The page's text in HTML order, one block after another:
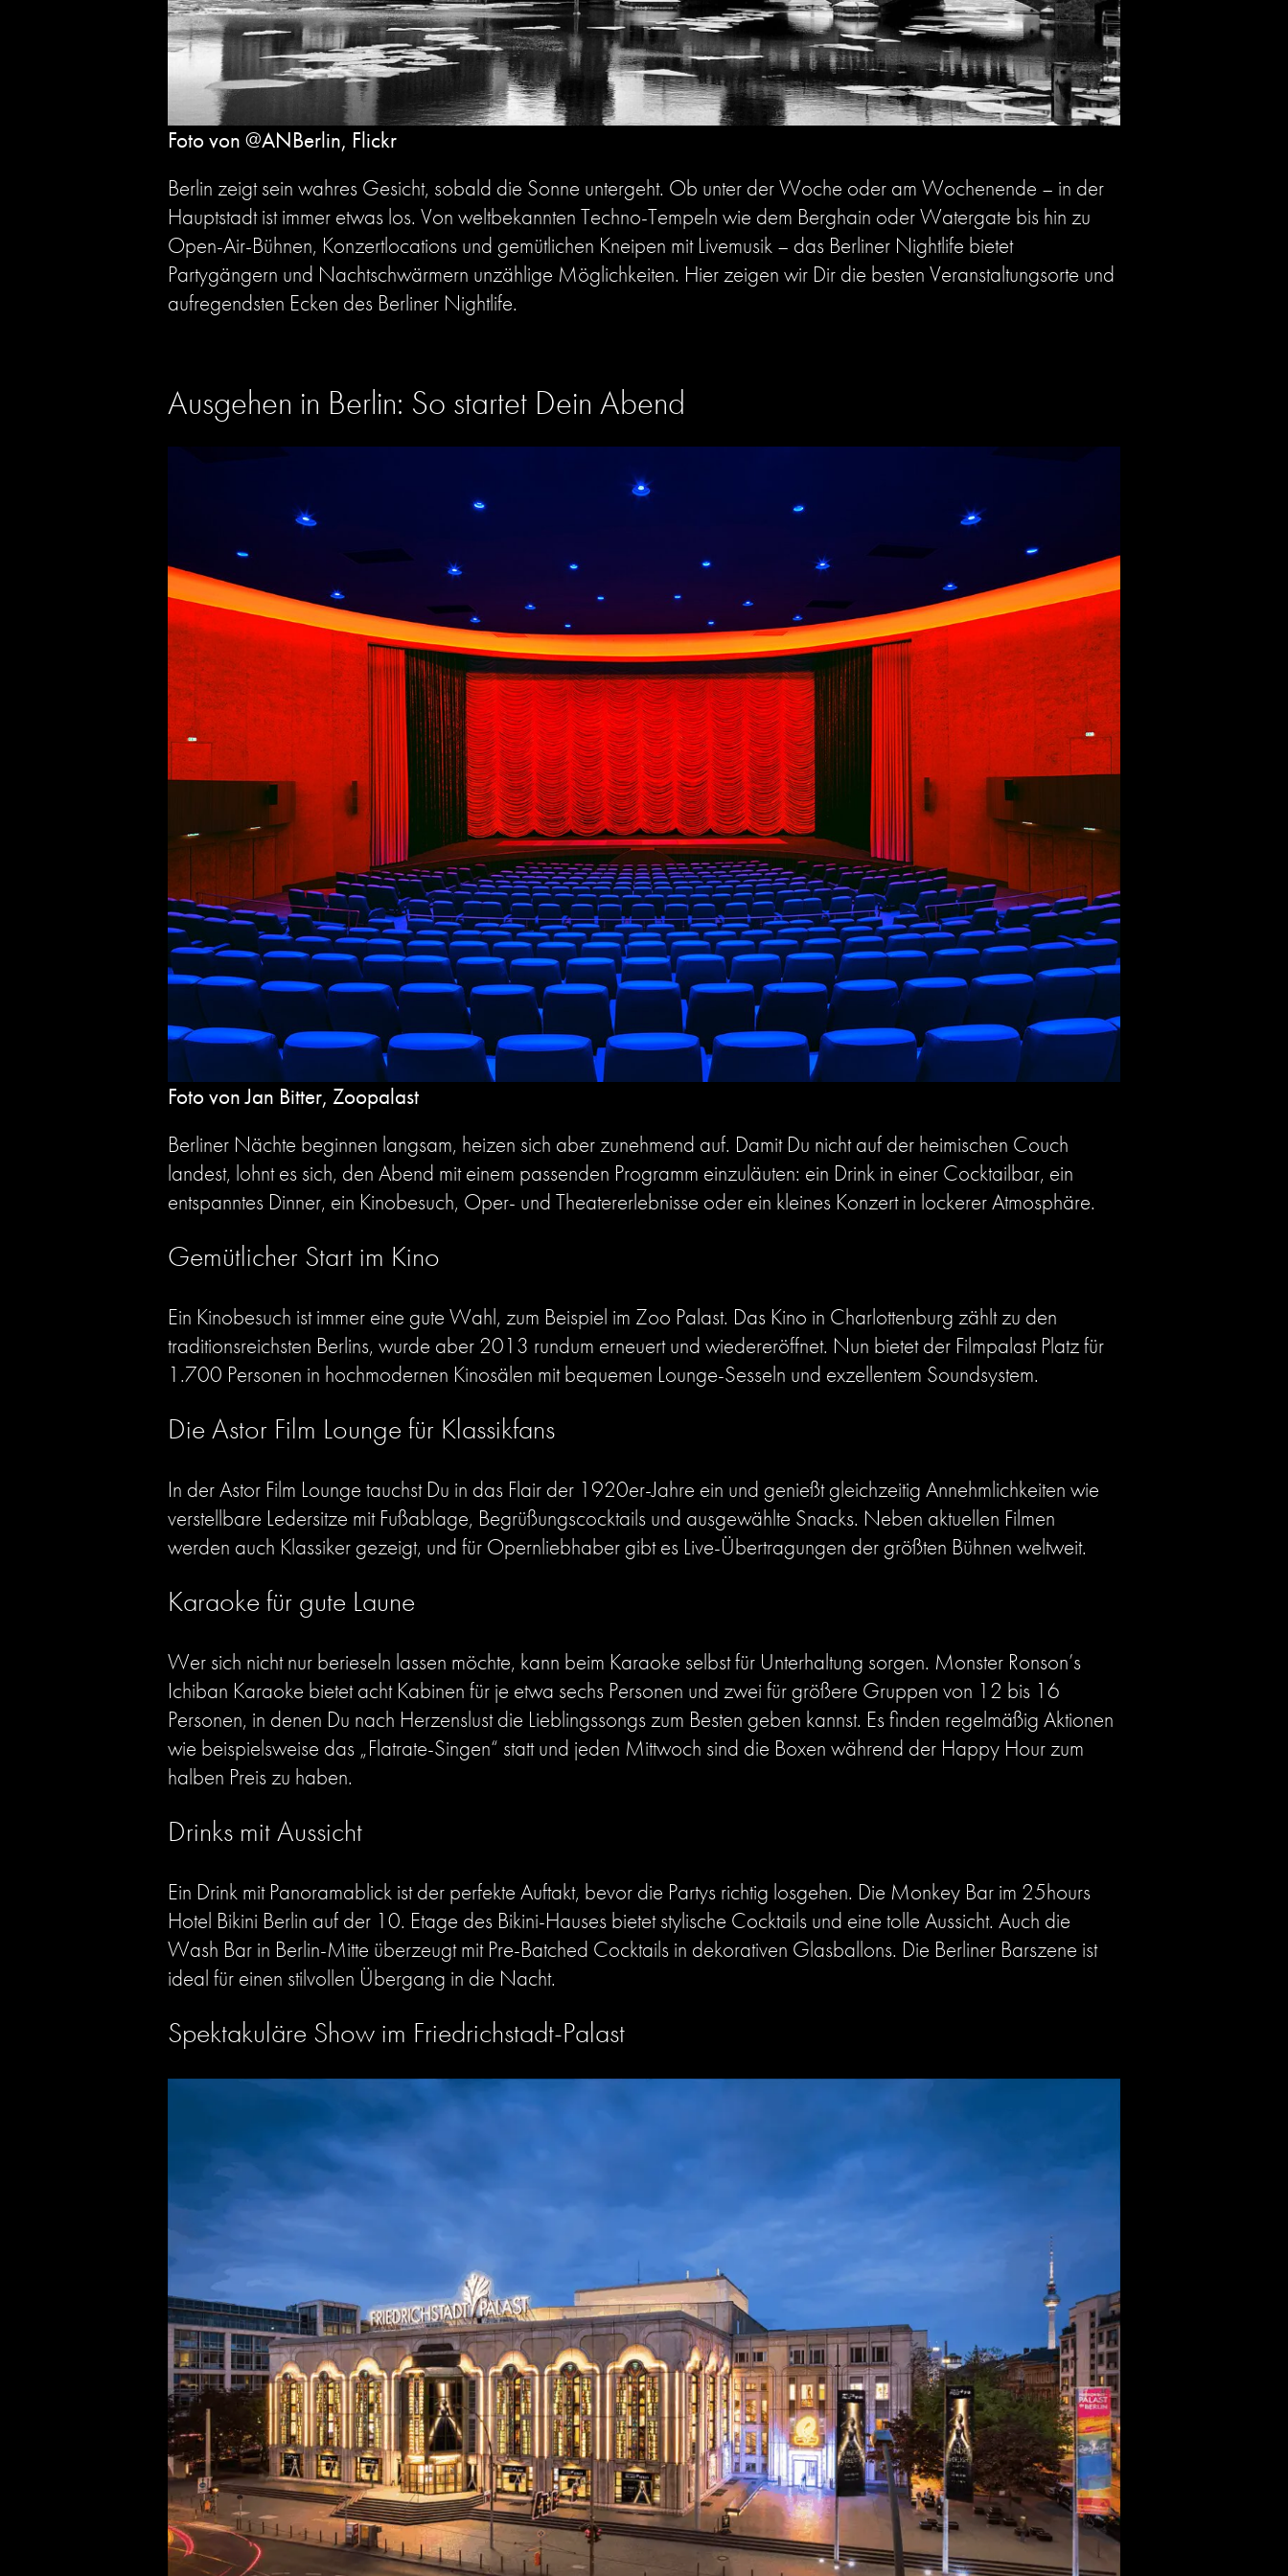
Foto von @ANBerlin, Flickr
Berlin zeigt sein wahres Gesicht, sobald die Sonne untergeht. Ob unter der Woche oder am Wochenende – in der
Hauptstadt ist immer etwas los. Von weltbekannten Techno-Tempeln wie dem Berghain oder Watergate bis hin zu
Open-Air-Bühnen, Konzertlocations und gemütlichen Kneipen mit Livemusik – das Berliner Nightlife bietet
Partygängern und Nachtschwärmern unzählige Möglichkeiten. Hier zeigen wir Dir die besten Veranstaltungsorte und
aufregendsten Ecken des Berliner Nightlife.
Ausgehen in Berlin: So startet Dein Abend
Foto von Jan Bitter, Zoopalast
Berliner Nächte beginnen langsam, heizen sich aber zunehmend auf. Damit Du nicht auf der heimischen Couch
landest, lohnt es sich, den Abend mit einem passenden Programm einzuläuten: ein Drink in einer Cocktailbar, ein
entspanntes Dinner, ein Kinobesuch, Oper- und Theatererlebnisse oder ein kleines Konzert in lockerer Atmosphäre.
Gemütlicher Start im Kino
Ein Kinobesuch ist immer eine gute Wahl, zum Beispiel im Zoo Palast. Das Kino in Charlottenburg zählt zu den
traditionsreichsten Berlins, wurde aber 2013 rundum erneuert und wiedereröffnet. Nun bietet der Filmpalast Platz für
1.700 Personen in hochmodernen Kinosälen mit bequemen Lounge-Sesseln und exzellentem Soundsystem.
Die Astor Film Lounge für Klassikfans
In der Astor Film Lounge tauchst Du in das Flair der 1920er-Jahre ein und genießt gleichzeitig Annehmlichkeiten wie
verstellbare Ledersitze mit Fußablage, Begrüßungscocktails und ausgewählte Snacks. Neben aktuellen Filmen
werden auch Klassiker gezeigt, und für Opernliebhaber gibt es Live-Übertragungen der größten Bühnen weltweit.
Karaoke für gute Laune
Wer sich nicht nur berieseln lassen möchte, kann beim Karaoke selbst für Unterhaltung sorgen. Monster Ronson’s
Ichiban Karaoke bietet acht Kabinen für je etwa sechs Personen und zwei für größere Gruppen von 12 bis 16
Personen, in denen Du nach Herzenslust die Lieblingssongs zum Besten geben kannst. Es finden regelmäßig Aktionen
wie beispielsweise das „Flatrate-Singen“ statt und jeden Mittwoch sind die Boxen während der Happy Hour zum
halben Preis zu haben.
Drinks mit Aussicht
Ein Drink mit Panoramablick ist der perfekte Auftakt, bevor die Partys richtig losgehen. Die Monkey Bar im 25hours
Hotel Bikini Berlin auf der 10. Etage des Bikini-Hauses bietet stylische Cocktails und eine tolle Aussicht. Auch die
Wash Bar in Berlin-Mitte überzeugt mit Pre-Batched Cocktails in dekorativen Glasballons. Die Berliner Barszene ist
ideal für einen stilvollen Übergang in die Nacht.
Spektakuläre Show im Friedrichstadt-Palast